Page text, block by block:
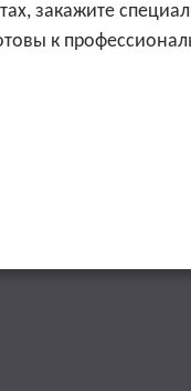
закажите
к